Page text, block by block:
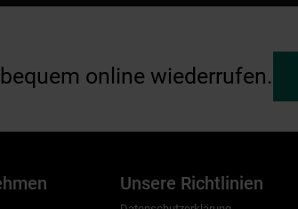
online wiederrufen.
Unsere Richtlinien